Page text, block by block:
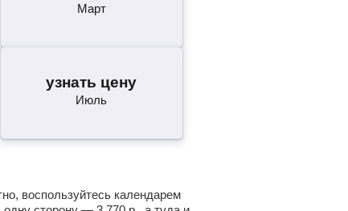
Март
узнать цену
Июль
воспользуйтесь календарем